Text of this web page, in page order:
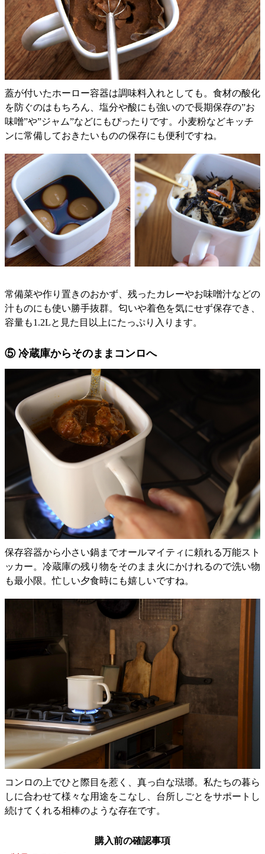
蓋が付いたホーロー容器は調味料入れとしても。食材の酸化
を防ぐのはもちろん、塩分や酸にも強いので長期保存の”お
味噌”や”ジャム”などにもぴったりです。小麦粉などキッチ
ンに常備しておきたいものの保存にも便利ですね。
常備菜や作り置きのおかず、残ったカレーやお味噌汁などの
汁ものにも使い勝手抜群。匂いや着色を気にせず保存でき、
容量も1.2Lと見た目以上にたっぷり入ります。
⑤ 冷蔵庫からそのままコンロへ
保存容器から小さい鍋までオールマイティに頼れる万能スト
ッカー。冷蔵庫の残り物をそのまま火にかけれるので洗い物
も最小限。忙しい夕食時にも嬉しいですね。
コンロの上でひと際目を惹く、真っ白な琺瑯。私たちの暮ら
しに合わせて様々な用途をこなし、台所しごとをサポートし
続けてくれる相棒のような存在です。
購入前の確認事項